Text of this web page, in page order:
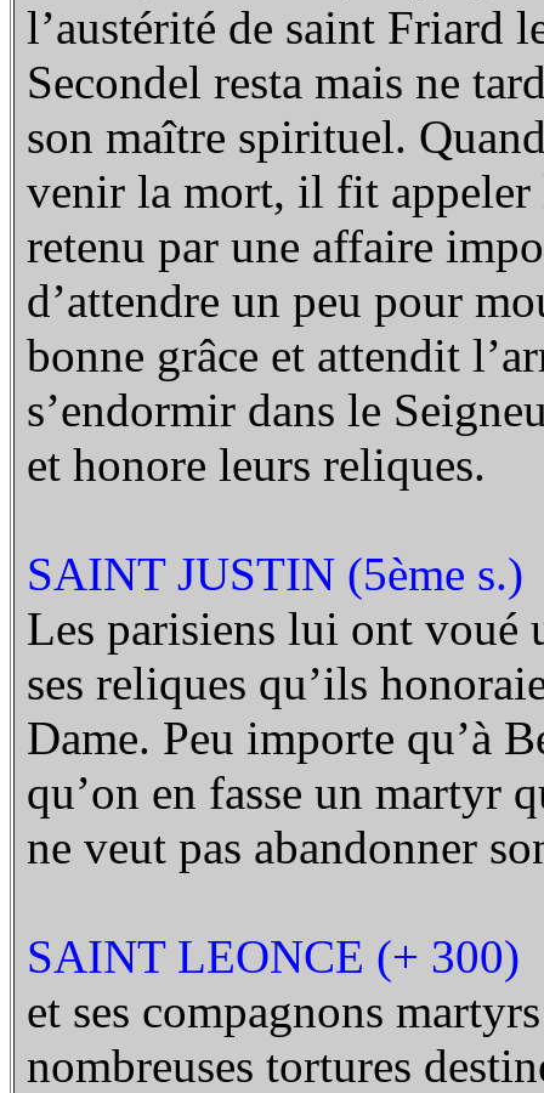
l’austérité de saint Friard
Secondel resta mais ne
son maître spirituel.
venir la mort, il fit appeler
retenu par une affaire
d’attendre un peu pour
bonne grâce et attendit
s’endormir dans le
et honore leurs reliques.
SAINT JUSTIN (5ème s.)
Les parisiens lui ont voué
ses reliques qu’ils
Dame. Peu importe qu’à
qu’on en fasse un martyr
ne veut pas abandonner
SAINT LEONCE (+ 300)
et ses compagnons
nombreuses tortures